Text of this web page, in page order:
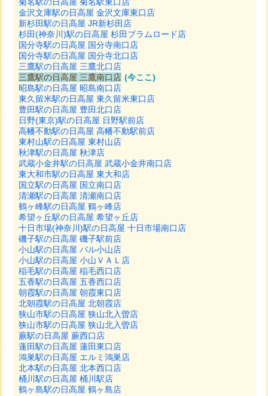
金沢文庫駅の日高屋 金沢文庫東口店
新杉田駅の日高屋 JR新杉田店
杉田(神奈川)駅の日高屋 杉田プラムロード店
国分寺駅の日高屋 国分寺南口店
国分寺駅の日高屋 国分寺北口店
三鷹駅の日高屋 三鷹北口店
三鷹駅の日高屋 三鷹南口店 (今ここ)
昭島駅の日高屋 昭島南口店
東久留米駅の日高屋 東久留米東口店
豊田駅の日高屋 豊田北口店
日野(東京)駅の日高屋 日野駅前店
高幡不動駅の日高屋 高幡不動駅前店
東村山駅の日高屋 東村山店
秋津駅の日高屋 秋津店
武蔵小金井駅の日高屋 武蔵小金井南口店
東大和市駅の日高屋 東大和店
国立駅の日高屋 国立南口店
清瀬駅の日高屋 清瀬南口店
鶴ヶ峰駅の日高屋 鶴ヶ峰店
希望ヶ丘駅の日高屋 希望ヶ丘店
十日市場(神奈川)駅の日高屋 十日市場南口店
磯子駅の日高屋 磯子駅前店
小山駅の日高屋 バル小山店
小山駅の日高屋 小山ＶＡＬ店
稲毛駅の日高屋 稲毛西口店
五香駅の日高屋 五香西口店
朝霞駅の日高屋 朝霞東口店
北朝霞駅の日高屋 北朝霞店
狭山市駅の日高屋 狭山北入曽店
狭山市駅の日高屋 狭山北入曽店
蕨駅の日高屋 蕨西口店
蓮田駅の日高屋 蓮田東口店
鴻巣駅の日高屋 エルミ鴻巣店
北本駅の日高屋 北本西口店
桶川駅の日高屋 桶川駅店
鶴ヶ島駅の日高屋 鶴ヶ島店